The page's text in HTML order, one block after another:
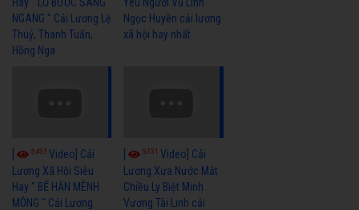
NGANG " Cải Lương Lệ
Thuỷ, Thanh Tuấn,
Hồng Nga
Ngọc Huyền cải lương
xã hội hay nhất
5457 Video] Cải
Lương Xã Hội Siêu
Hay " BỂ HẬN MÊNH
MÔNG " Cải Lương
5731Video] Cải
Lương Xưa Nước Mắt
Chiều Ly Biệt Minh
Vương Tài Linh cải